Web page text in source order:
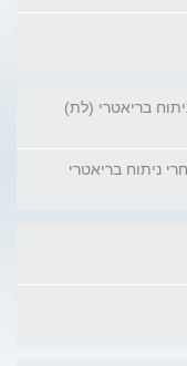
בריאטרי (לת)